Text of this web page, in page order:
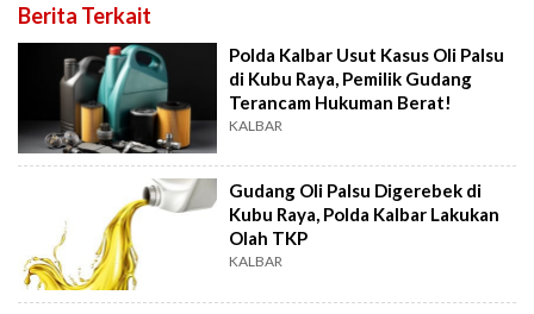
Berita Terkait
Polda Kalbar Usut Kasus Oli Palsu
di Kubu Raya, Pemilik Gudang
Terancam Hukuman Berat!
KALBAR
Gudang Oli Palsu Digerebek di
Kubu Raya, Polda Kalbar Lakukan
Olah TKP
KALBAR